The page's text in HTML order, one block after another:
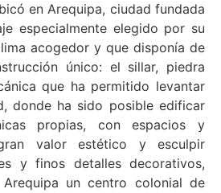
en Arequipa, ciudad fundada
especialmente elegido por su
acogedor y que disponía de
único: el sillar, piedra
que ha permitido levantar
donde ha sido posible edificar
propias, con espacios y
valor estético y esculpir
y finos detalles decorativos,
un centro colonial de